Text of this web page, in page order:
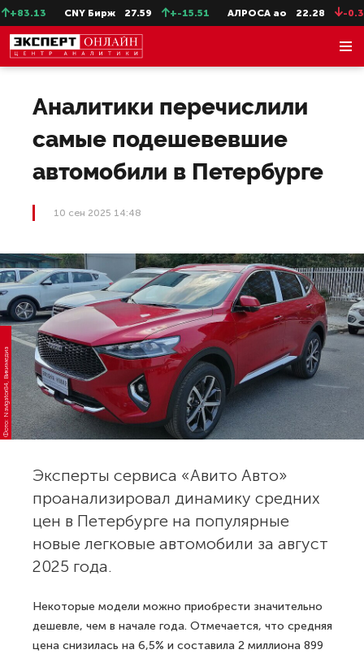
CNY Бирж 27.59 +-15.51 АЛРОСА ао 22.28 -0.31
Аналитики перечислили
самые подешевевшие
автомобили в Петербурге
10 сен 2025 14:48
Фото: Navigator84, Викимедиа
Эксперты сервиса «Авито Авто»
проанализировал динамику средних
цен в Петербурге на популярные
новые легковые автомобили за август
2025 года.
Некоторые модели можно приобрести значительно
дешевле, чем в начале года. Отмечается, что средняя
цена снизилась на 6,5% и составила 2 миллиона 899